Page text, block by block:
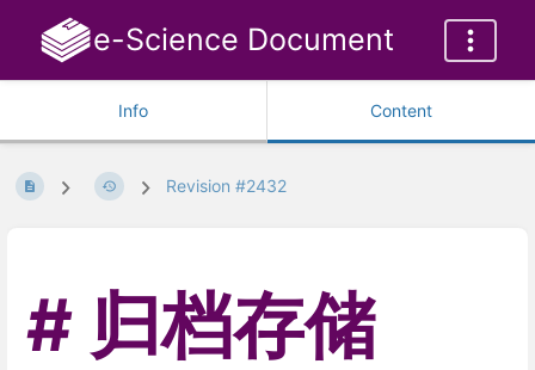
e-Science Document
Info Content
Revision #2432
归档存储